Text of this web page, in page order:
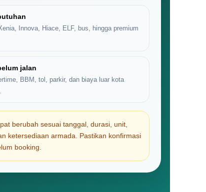
Innova, Hiace, ELF, bus, hingga premium
jalan
BBM, tol, parkir, dan biaya luar kota
berubah sesuai tanggal, durasi, unit,
ketersediaan armada. Pastikan konfirmasi
booking.